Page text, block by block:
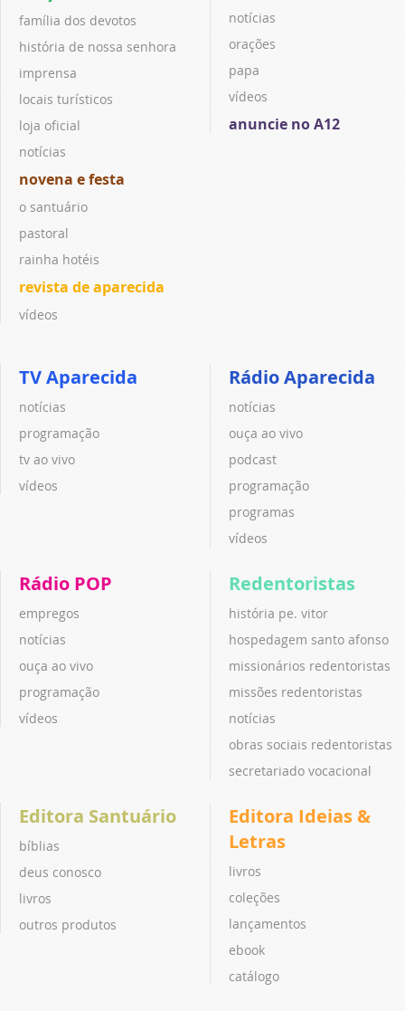
família dos devotos
história de nossa senhora
imprensa
locais turísticos
loja oficial
notícias
novena e festa
o santuário
pastoral
rainha hotéis
revista de aparecida
vídeos
notícias
orações
papa
vídeos
anuncie no A12
TV Aparecida
notícias
programação
tv ao vivo
vídeos
Rádio Aparecida
notícias
ouça ao vivo
podcast
programação
programas
vídeos
Rádio POP
empregos
notícias
ouça ao vivo
programação
vídeos
Redentoristas
história pe. vitor
hospedagem santo afonso
missionários redentoristas
missões redentoristas
notícias
obras sociais redentoristas
secretariado vocacional
Editora Santuário
bíblias
deus conosco
livros
outros produtos
Editora Ideias &
Letras
livros
coleções
lançamentos
ebook
catálogo